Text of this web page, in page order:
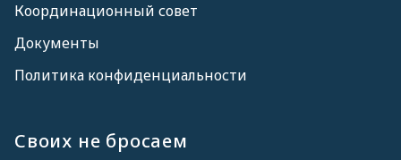
Координационный совет
Документы
Политика конфиденциальности
Своих не бросаем